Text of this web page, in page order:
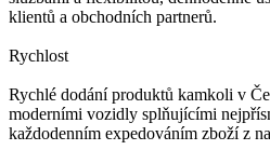
klientů a obchodních partnerů.
Rychlost
Rychlé dodání produktů kamkoli v
moderními vozidly splňujícími
každodenním expedováním zboží z